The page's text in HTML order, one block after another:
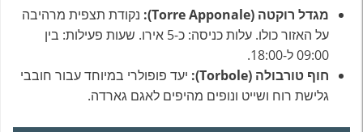
מגדל רוקטה (Torre Apponale):
נקודת תצפית מרהיבה
על האזור כולו. עלות כניסה: כ-5 אירו. שעות פעילות: בין
09:00 ל-18:00.
חוף טורבולה (Torbole):
יעד פופולרי במיוחד עבור חובבי
גלישת רוח ושייט ונופים מהיפים לאגם גארדה.